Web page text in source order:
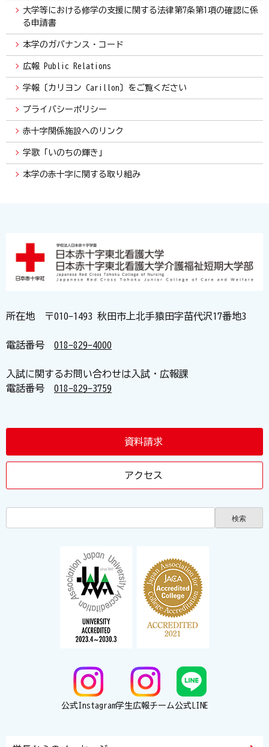
大学等における修学の支援に関する法律第7条第1項の確認に係
る申請書
本学のガバナンス・コード
広報 Public Relations
学報〔カリヨン Carillon〕をご覧ください
プライバシーポリシー
赤十字関係施設へのリンク
学歌「いのちの輝き」
本学の赤十字に関する取り組み
所在地 〒010-1493 秋田市上北手猿田字苗代沢17番地3
電話番号 018-829-4000
入試に関するお問い合わせは入試・広報課
電話番号 018-829-3759
資料請求
アクセス
公式Instagram学生広報チーム公式LINE